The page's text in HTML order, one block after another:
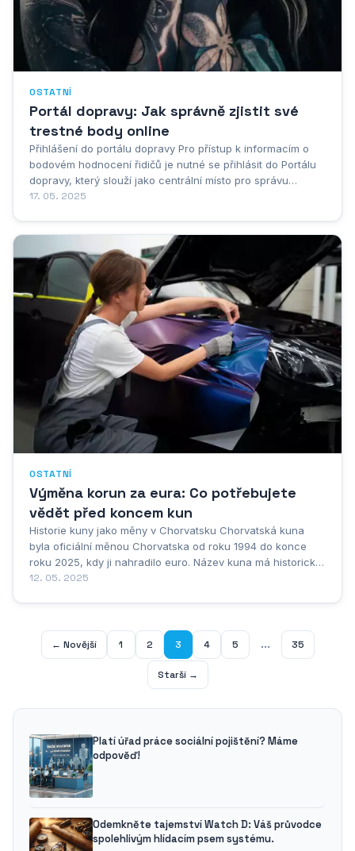
OSTATNÍ
Portál dopravy: Jak správně zjistit své
trestné body online
Přihlášení do portálu dopravy Pro přístup k informacím o
bodovém hodnocení řidičů je nutné se přihlásit do Portálu
dopravy, který slouží jako centrální místo pro správu
veškerých dopravních záležitostí. Přihlášení do systému je
17. 05. 2025
OSTATNÍ
Výměna korun za eura: Co potřebujete
vědět před koncem kun
Historie kuny jako měny v Chorvatsku Chorvatská kuna
byla oficiální měnou Chorvatska od roku 1994 do konce
roku 2025, kdy ji nahradilo euro. Název kuna má historický
význam a pochází ze středověku, kdy se kunní kožešiny
12. 05. 2025
← Novější 1 2 3 4 5 ... 35
Starší →
Platí úřad práce sociální pojištění? Máme
odpověď!
Odemkněte tajemství Watch D: Váš průvodce
spolehlivým hlídacím psem systému.